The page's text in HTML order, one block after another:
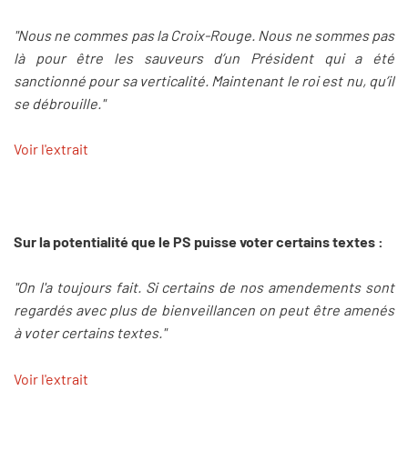
"Nous ne commes pas la Croix-Rouge. Nous ne sommes pas
là pour être les sauveurs d’un Président qui a été
sanctionné pour sa verticalité. Maintenant le roi est nu, qu’il
se débrouille."
Voir l'extrait
Sur la potentialité que le PS puisse voter certains textes :
"On l'a toujours fait. Si certains de nos amendements sont
regardés avec plus de bienveillancen on peut être amenés
à voter certains textes."
Voir l'extrait